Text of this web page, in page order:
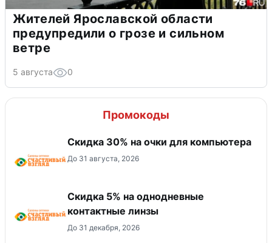
Жителей Ярославской области
предупредили о грозе и сильном
ветре
5 августа 0
Промокоды
Скидка 30% на очки для компьютера
До 31 августа, 2026
Скидка 5% на однодневные
контактные линзы
До 31 декабря, 2026